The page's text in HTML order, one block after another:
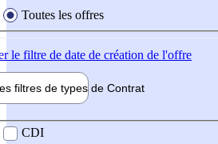
Toutes les offres
le filtre de date de création de l'offre
filtres de types de Contrat
contrat
CDI